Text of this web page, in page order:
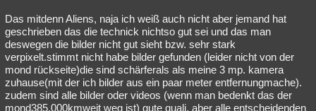
Das mitdenn Aliens, naja ich weiß auch nicht aber jemand hat
geschrieben das die technick nichtso gut sei und das man
deswegen die bilder nicht gut sieht bzw. sehr stark
verpixelt.stimmt nicht habe bilder gefunden (leider nicht von der
mond rückseite)die sind schärferals als meine 3 mp. kamera
zuhause(mit der ich bilder aus ein paar meter entfernungmache).
zudem sind alle bilder oder videos (wenn man bedenkt das der
mond385.000kmweit weg ist) gute quali. aber alle entscheidenden